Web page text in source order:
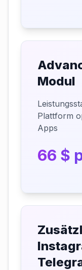
Modul
Plattform
Apps
66 $